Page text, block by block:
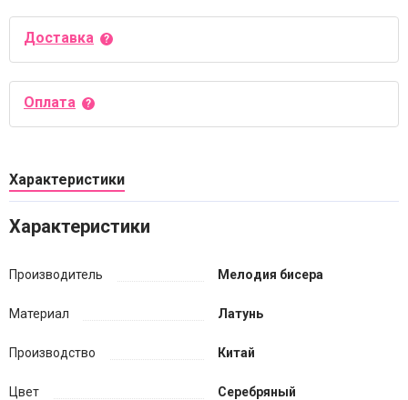
Доставка
Оплата
Характеристики
Характеристики
Производитель Мелодия бисера
Материал Латунь
Производство Китай
Цвет Серебряный